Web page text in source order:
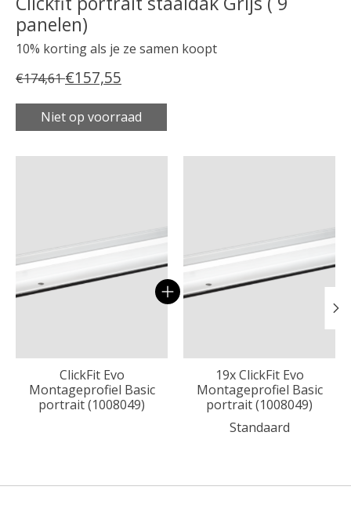
panelen)
10% korting als je ze samen koopt
€174,61€157,55
Niet op voorraad
ClickFit Evo
Montageprofiel Basic
portrait (1008049)
19x ClickFit Evo
Montageprofiel Basic
portrait (1008049)
Standaard